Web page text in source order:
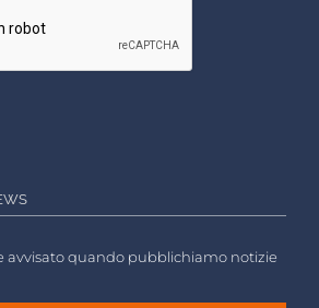
avvisato quando pubblichiamo notizie